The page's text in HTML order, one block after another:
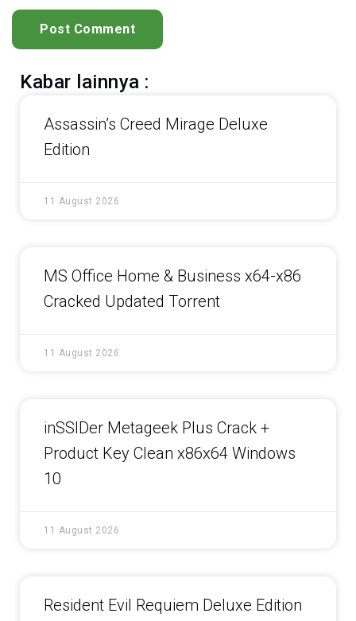
Kabar lainnya :
Assassin’s Creed Mirage Deluxe
Edition
11 August 2026
MS Office Home & Business x64-x86
Cracked Updated Tоrrеnt
11 August 2026
inSSIDer Metageek Plus Crack +
Product Key Clean x86x64 Windows
10
11 August 2026
Resident Evil Requiem Deluxe Edition